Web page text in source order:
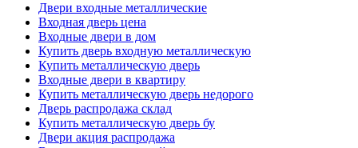
Двери входные металлические
Входная дверь цена
Входные двери в дом
Купить дверь входную металлическую
Купить металлическую дверь
Входные двери в квартиру
Купить металлическую дверь недорого
Дверь распродажа склад
Купить металлическую дверь бу
Двери акция распродажа